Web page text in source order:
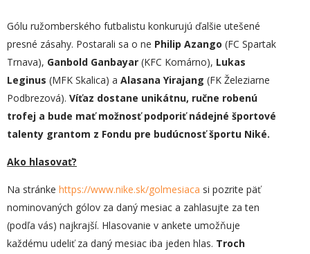
Gólu ružomberského futbalistu konkurujú ďalšie utešené
presné zásahy. Postarali sa o ne Philip Azango (FC Spartak
Trnava), Ganbold Ganbayar (KFC Komárno), Lukas
Leginus (MFK Skalica) a Alasana Yirajang (FK Železiarne
Podbrezová). Víťaz dostane unikátnu, ručne robenú
trofej a bude mať možnosť podporiť nádejné športové
talenty grantom z Fondu pre budúcnosť športu Niké.
Ako hlasovať?
Na stránke https://www.nike.sk/golmesiaca si pozrite päť
nominovaných gólov za daný mesiac a zahlasujte za ten
(podľa vás) najkrajší. Hlasovanie v ankete umožňuje
každému udeliť za daný mesiac iba jeden hlas. Troch